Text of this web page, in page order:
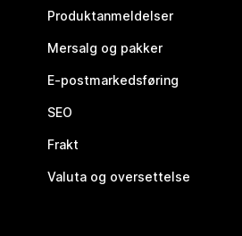
Produktanmeldelser
Mersalg og pakker
E-postmarkedsføring
SEO
Frakt
Valuta og oversettelse